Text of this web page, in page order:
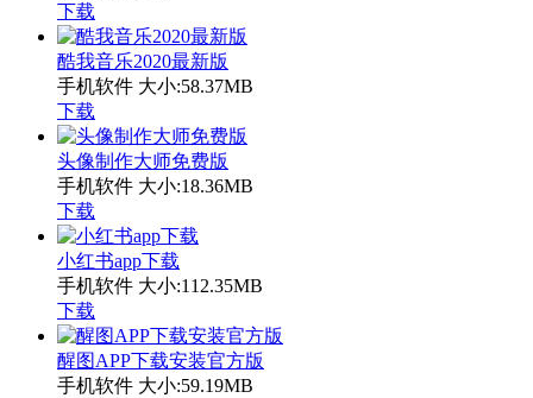
下载
酷我音乐2020最新版
手机软件 大小:58.37MB
下载
头像制作大师免费版
手机软件 大小:18.36MB
下载
小红书app下载
手机软件 大小:112.35MB
下载
醒图APP下载安装官方版
手机软件 大小:59.19MB